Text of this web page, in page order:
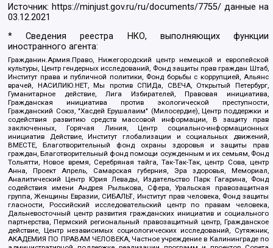
Источник: https://minjust.gov.ru/ru/documents/7755/ данные на
03.12.2021
* Сведения реестра НКО, выполняющих функции
иностранного агента:
Гражданин.Армия.Право, Нижегородский центр немецкой и европейской
культуры, Центр гендерных исследований, Фонд защиты прав граждан Штаб,
Институт права и публичной политики, Фонд борьбы с коррупцией, Альянс
врачей, НАСИЛИЮ.НЕТ, Мы против СПИДа, СВЕЧА, Открытый Петербург,
Гуманитарное действие, Лига Избирателей, Правовая инициатива,
Гражданская инициатива против экологической преступности,
Гражданский Союз, "Хасдей Ерушалаим" (Милосердие), Центр поддержки и
содействия развитию средств массовой информации, В защиту прав
заключенных, Горячая Линия, Центр социально-информационных
инициатив Действие, Институт глобализации и социальных движений,
ВМЕСТЕ, Благотворительный фонд охраны здоровья и защиты прав
граждан, Благотворительный фонд помощи осужденным и их семьям, Фонд
Тольятти, Новое время, Серебряная тайга, Так-Так-Так, центр Сова, центр
Анна, Проект Апрель, Самарская губерния, Эра здоровья, Мемориал,
Аналитический Центр Юрия Левады, Издательство Парк Гагарина, Фонд
содействия имени Андрея Рылькова, Сфера, Уральская правозащитная
группа, Женщины Евразии, СИБАЛЬТ, Институт прав человека, Фонд защиты
гласности, Российский исследовательский центр по правам человека,
Дальневосточный центр развития гражданских инициатив и социального
партнерства, Пермский региональный правозащитный центр, Гражданское
действие, Центр независимых социологических исследований, Сутяжник,
АКАДЕМИЯ ПО ПРАВАМ ЧЕЛОВЕКА, Частное учреждение в Калининграде по